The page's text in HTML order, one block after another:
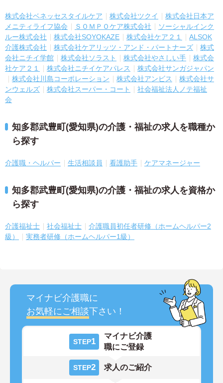
株式会社ベネッセスタイルケア 株式会社ツクイ
株式会社日本ア
メニティライフ協会
ＳＯＭＰＯケア株式会社
ソーシャルインク
ルー株式会社
株式会社SOYOKAZE 株式会社ケア２１
ALSOK
介護株式会社
株式会社ケアリッツ・アンド・パートナーズ
株式
会社ニチイ学館
株式会社ソラスト 株式会社やさしい手
株式会
社ケア２１
株式会社ニチイケアパレス
株式会社サンガジャパン
株式会社川島コーポレーション
株式会社アンビス
株式会社サ
ンウェルズ
株式会社スーパー・コート
社会福祉法人ノテ福祉
会
知多郡武豊町(愛知県)の介護・福祉の求人を職種か
ら探す
介護職・ヘルパー 生活相談員 看護助手 ケアマネージャー
知多郡武豊町(愛知県)の介護・福祉の求人を資格か
ら探す
介護福祉士 社会福祉士
介護職員初任者研修（ホームヘルパー2
級）
実務者研修（ホームヘルパー1級）
マイナビ介護職に
お気軽にご相談下さい！
STEP1
マイナビ介護
職にご登録
STEP2 求人のご紹介